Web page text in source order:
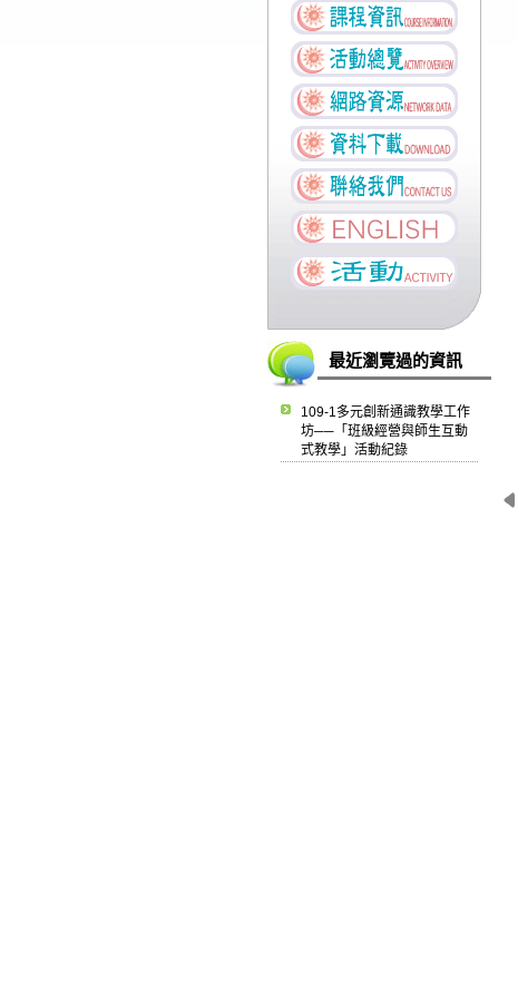
最近瀏覽過的資訊
109-1多元創新通識教學工作
坊──「班級經營與師生互動
式教學」活動紀錄